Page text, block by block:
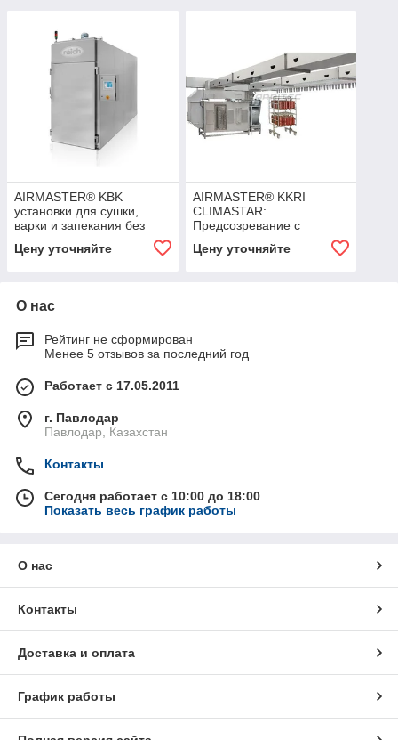
AIRMASTER® KBK
установки для сушки,
варки и запекания без
Цену уточняйте
AIRMASTER® KKRI
CLIMASTAR:
Предсозревание с
Цену уточняйте
О нас
Рейтинг не сформирован
Менее 5 отзывов за последний год
Работает с 17.05.2011
г. Павлодар
Павлодар, Казахстан
Контакты
Сегодня работает с 10:00 до 18:00
Показать весь график работы
О нас
Контакты
Доставка и оплата
График работы